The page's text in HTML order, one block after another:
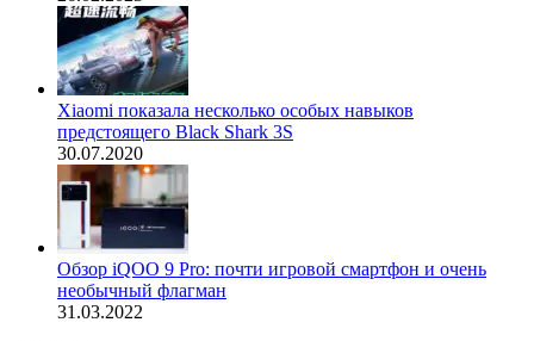
Xiaomi показала несколько особых навыков
предстоящего Black Shark 3S
30.07.2020
Обзор iQOO 9 Pro: почти игровой смартфон и очень
необычный флагман
31.03.2022